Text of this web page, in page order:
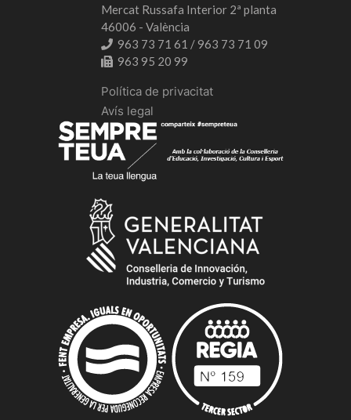
Mercat Russafa Interior 2ª planta
46006 - València
963 73 71 61 / 963 73 71 09
963 95 20 99
Política de privacitat
Avís legal